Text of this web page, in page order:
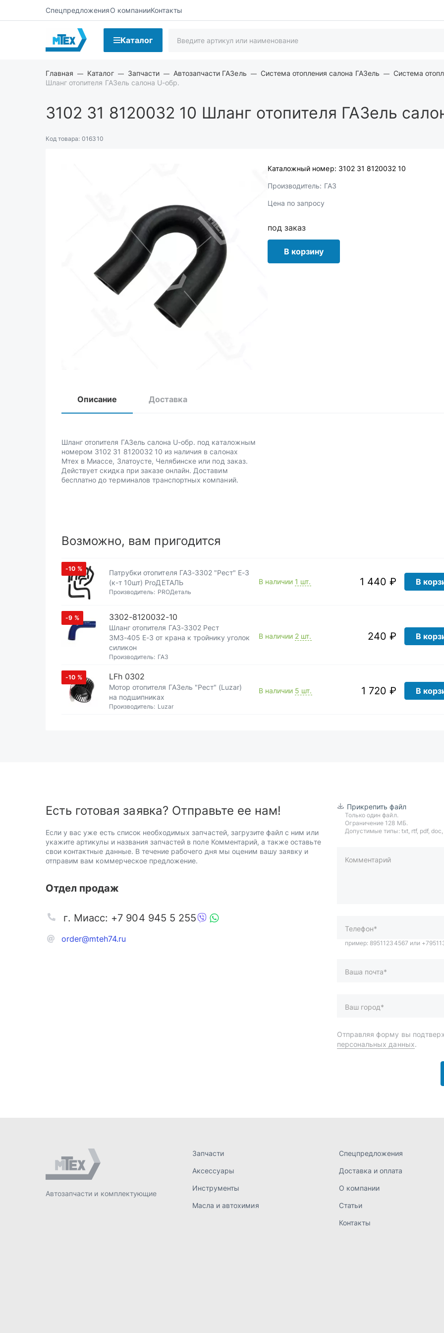
СпецпредложенияО компанииКонтакты
Каталог
Главная Каталог Запчасти Автозапчасти ГАЗель Система отопления салона ГАЗель
Система
Шланг отопителя ГАЗель салона U-обр.
3102 31 8120032 10 Шланг отопителя ГАЗель
Код товара: 016310
Каталожный номер: 3102 31 8120032 10
Производитель: ГАЗ
Цена по запросу
под заказ
В корзину
Описание Доставка
Шланг отопителя ГАЗель салона U-обр. под каталожным
номером 3102 31 8120032 10 из наличия в салонах
Мтех в Миассе, Златоусте, Челябинске или под заказ.
Действует скидка при заказе онлайн. Доставим
бесплатно до терминалов транспортных компаний.
Возможно, вам пригодится
-10 %
Патрубки отопителя ГАЗ-3302 "Рест" Е-3
(к-т 10шт) ProДЕТАЛЬ
Производитель: PROДеталь
В наличии 1 шт. 1 440 ₽ В
-9 % 3302-8120032-10
Шланг отопителя ГАЗ-3302 Рест
ЗМЗ-405 Е-3 от крана к тройнику уголок
силикон
Производитель: ГАЗ
В наличии 2 шт. 240 ₽ В
-10 % LFh 0302
Мотор отопителя ГАЗель "Рест" (Luzar)
на подшипниках
Производитель: Luzar
В наличии 5 шт. 1 720 ₽ В
Есть готовая заявка? Отправьте ее нам!
Если у вас уже есть список необходимых запчастей, загрузите файл с ним или
укажите артикулы и названия запчастей в поле Комментарий, а также оставьте
свои контактные данные. В течение рабочего дня мы оценим вашу заявку и
отправим вам коммерческое предложение.
Отдел продаж
order@mteh74.ru
г. Миасс: +7 904 945 5 255
Прикрепить файл
Только один файл.
Ограничение 128 МБ.
Допустимые типы: txt, rtf, pdf,
Комментарий
пример: 89511234567 или
Доставка и оплата